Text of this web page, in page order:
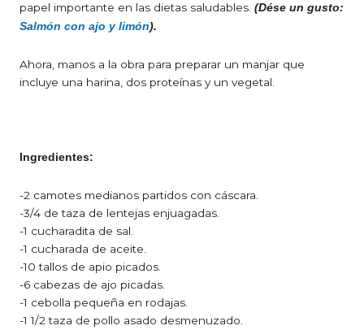
papel importante en las dietas saludables. (Dése un gusto:
Salmón con ajo y limón).
Ahora, manos a la obra para preparar un manjar que
incluye una harina, dos proteínas y un vegetal.
Ingredientes:
-2 camotes medianos partidos con cáscara.
-3/4 de taza de lentejas enjuagadas.
-1 cucharadita de sal.
-1 cucharada de aceite.
-10 tallos de apio picados.
-6 cabezas de ajo picadas.
-1 cebolla pequeña en rodajas.
-1 1/2 taza de pollo asado desmenuzado.